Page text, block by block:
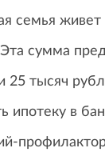
семья живет
Эта сумма
25 тысяч
ипотеку в